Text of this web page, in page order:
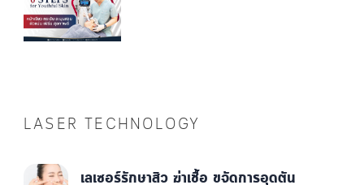
LASER TECHNOLOGY
เลเซอร์รักษาสิว ฆ่าเชื้อ ขจัดการอุดตัน